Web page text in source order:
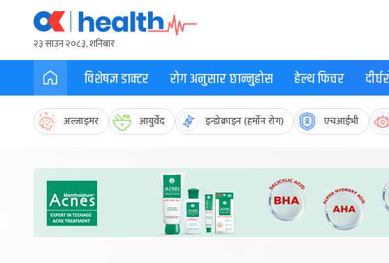
२३ साउन २०८३, शनिबार
विशेषज्ञ डाक्टर रोग अनुसार छान्नुहोस हेल्थ फिचर
अल्जाइमर आयुर्वेद इन्डोक्राइन (हर्मोन रोग) एचआईभी